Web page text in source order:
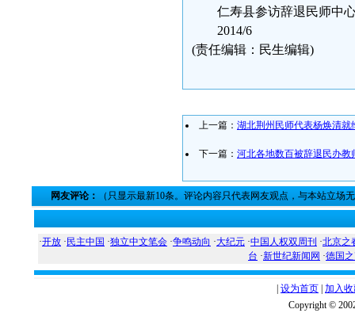
仁寿县参访辞退民师中
2014/6
(责任编辑：民生编辑)
上一篇： 湖北荆州民师代表杨焕清
下一篇： 河北各地数百被辞退民办教
网友评论： （只显示最新10条。评论内容只代表网友观点，与本站立场
·开放 · 民主中国 ·独立中文笔会 ·争鸣动向 ·大纪元 ·中国人权双周刊 ·北京之
台 ·新世纪新闻网 ·德国
设为首页 加入
Copyright ©